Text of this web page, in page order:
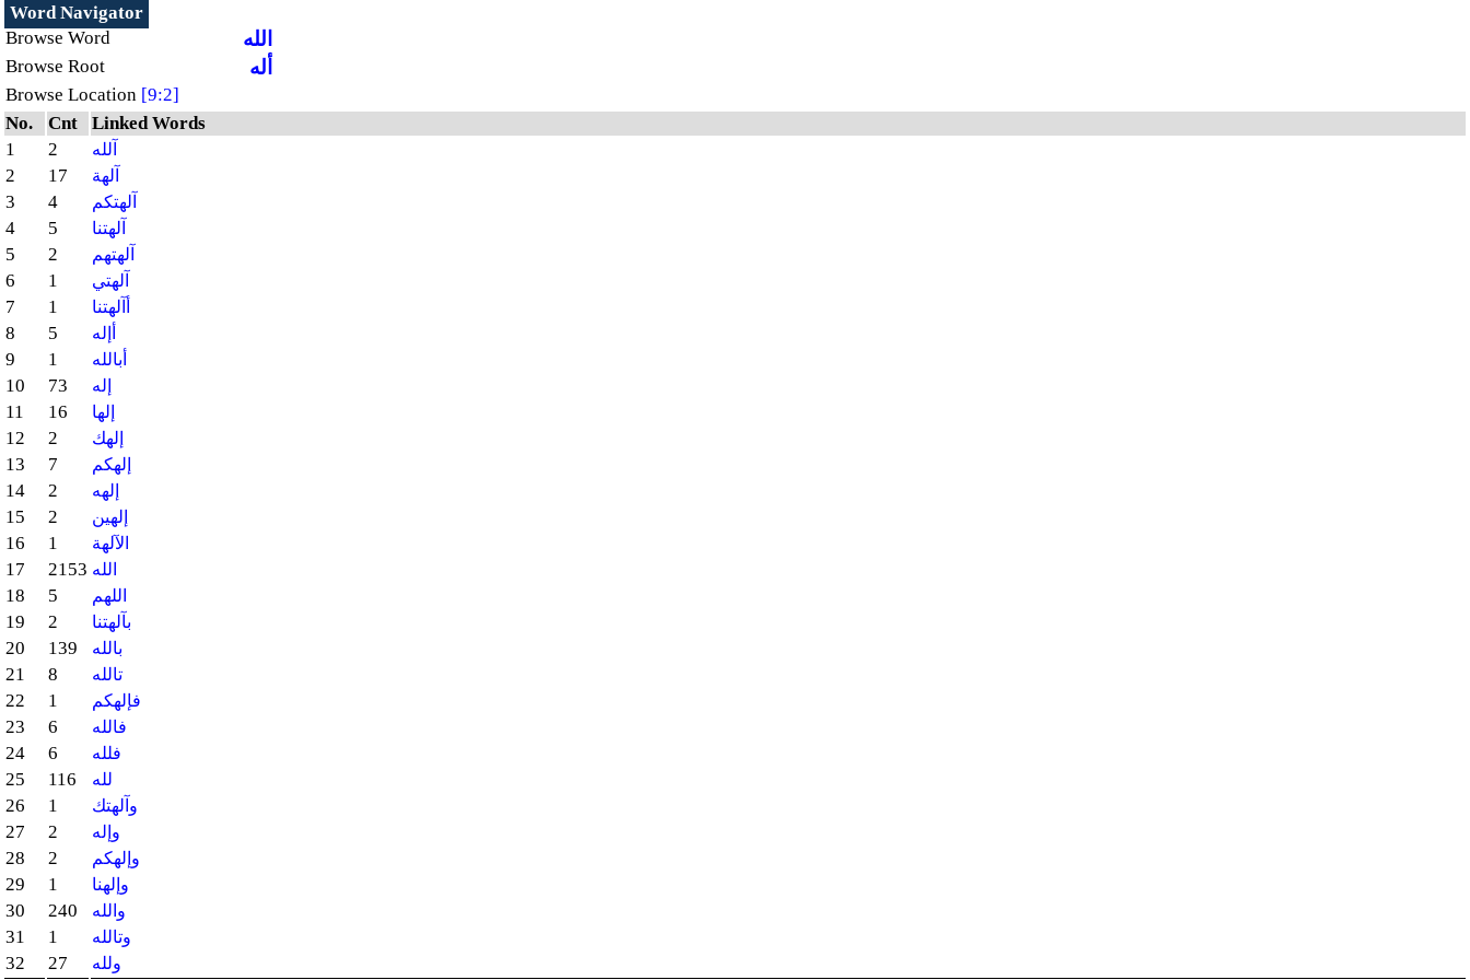
Word Navigator
Browse Word
الله
Browse Root أله
Browse Location [9:2]
No.
Cnt
Linked Words
1
2 آلله
2 17 آلهة
3 4 آلهتكم
4 5 آلهتنا
5 2 آلهتهم
6 1 آلهتي
7 1 أآلهتنا
8 5 أإله
9 1 أبالله
10 73 إله
11 16 إلها
12 2 إلهك
13 7 إلهكم
14 2 إلهه
15 2 إلهين
16 1 الآلهة
17 2153 الله
18 5 اللهم
19 2 بآلهتنا
20 139 بالله
21 8 تالله
22 1 فإلهكم
23 6 فالله
24 6 فلله
25 116 لله
26 1 وآلهتك
27 2 وإله
28 2 وإلهكم
29 1 وإلهنا
30 240 والله
31 1 وتالله
32 27 ولله